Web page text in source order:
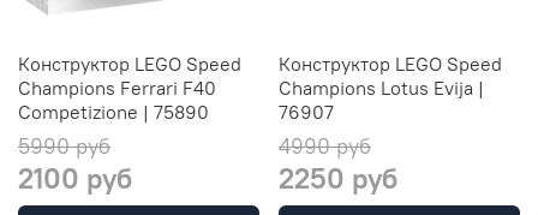
Конструктор LEGO Speed
Champions Ferrari F40
Competizione | 75890
5990 руб
2100 руб
Конструктор LEGO Speed
Champions Lotus Evija |
76907
4990 руб
2250 руб